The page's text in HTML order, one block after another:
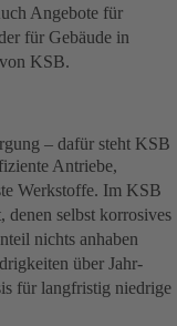
Angebote für
für Gebäude in
KSB.
– dafür steht KSB
Antriebe,
Werkstoffe. Im KSB
selbst korrosives
nichts anhaben
über Jahr­
für langfristig niedrige